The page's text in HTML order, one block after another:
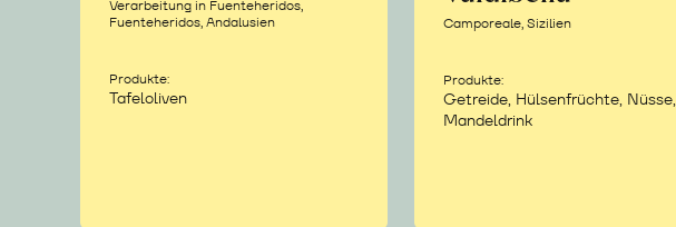
Verarbeitung in Fuenteheridos,
Fuenteheridos, Andalusien
Produkte:
Tafeloliven
Camporeale, Sizilien
Produkte:
Getreide, Hülsenfrüchte, Nüsse,
Mandeldrink